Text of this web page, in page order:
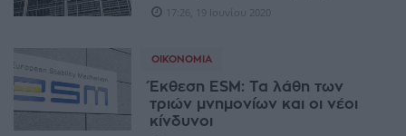
17:26, 19 Ιουνίου 2020
ΟΙΚΟΝΟΜΊΑ
Έκθεση ESM: Τα λάθη των
τριών μνημονίων και οι νέοι
κίνδυνοι